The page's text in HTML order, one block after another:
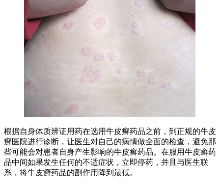
根据自身体质辨证用药在选用牛皮癣药品之前，到正规的牛皮
癣医院进行诊断，让医生对自己的病情做全面的检查，避免那
些可能会对患者自身产生影响的牛皮癣药品。在服用牛皮癣药
品中间如果发生任何的不适症状，立即停药，并且与医生联
系，将牛皮癣药品的副作用降到最低。